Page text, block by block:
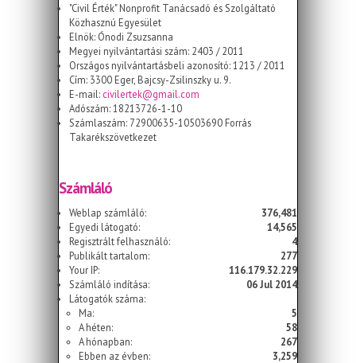
"Civil Érték" Nonprofit Tanácsadó és Szolgáltató
Közhasznú Egyesület
Elnök: Ónodi Zsuzsanna
Megyei nyilvántartási szám: 2403 / 2011
Országos nyilvántartásbeli azonosító: 1213 / 2011
Cím: 3300 Eger, Bajcsy-Zsilinszky u. 9.
E-mail: civilertek@gmail.com
Adószám: 18213726-1-10
Számlaszám: 72900635-10503690 Forrás
Takarékszövetkezet
Számláló
Weblap számláló:
376,481
Egyedi látogató:
14,565
Regisztrált felhasználó:
4
Publikált tartalom:
277
Your IP:
116.179.32.229
Számláló indítása:
06 Jul 2014
Látogatók száma:
Ma:
5
A héten:
58
A hónapban:
267
Ebben az évben:
3,259